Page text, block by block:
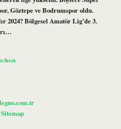
Göztepe ve Bodrumspor oldu.
2024? Bölgesel Amatör Lig’de 3.
Bırak
Sitemap